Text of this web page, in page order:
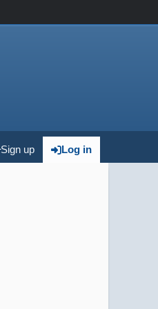
Log in
Sign up